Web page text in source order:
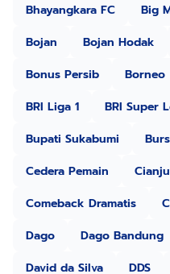
Bhayangkara FC
Big
Bojan
Bojan Hodak
Bonus Persib
Borneo
BRI Liga 1
BRI Super
Bupati Sukabumi
Cedera Pemain
Comeback Dramatis
Dago
Dago Bandung
David da Silva
DDS